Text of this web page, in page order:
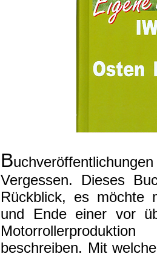
B
Vergessen. Dieses
Rückblick, es möchte
und Ende einer vor
beschreiben. Mit